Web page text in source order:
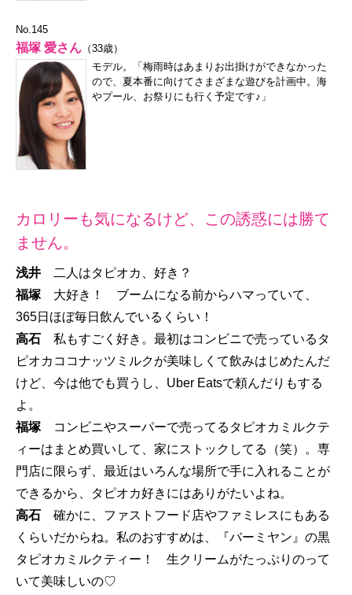
No.145
福塚 愛さん （33歳）
モデル。「梅雨時はあまりお出掛けができなかった
ので、夏本番に向けてさまざまな遊びを計画中。海
やプール、お祭りにも行く予定です♪」
カロリーも気になるけど、この誘惑には勝て
ません。
浅井
二人はタピオカ、好き？
福塚 大好き！ ブームになる前からハマっていて、
365日ほぼ毎日飲んでいるくらい！
高石 私もすごく好き。最初はコンビニで売っているタ
ピオカココナッツミルクが美味しくて飲みはじめたんだ
けど、今は他でも買うし、Uber Eatsで頼んだりもする
よ。
福塚
コンビニやスーパーで売ってるタピオカミルクテ
ィーはまとめ買いして、家にストックしてる（笑）。専
門店に限らず、最近はいろんな場所で手に入れることが
できるから、タピオカ好きにはありがたいよね。
高石 確かに、ファストフード店やファミレスにもある
くらいだからね。私のおすすめは、『バーミヤン』の黒
タピオカミルクティー！ 生クリームがたっぷりのって
いて美味しいの♡